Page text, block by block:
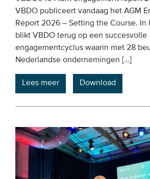
VBDO publiceert vandaag het AGM
Report 2026 – Setting the Course. In
blikt VBDO terug op een succesvolle
engagementcyclus waarin met 28
Nederlandse ondernemingen […]
Lees meer Download